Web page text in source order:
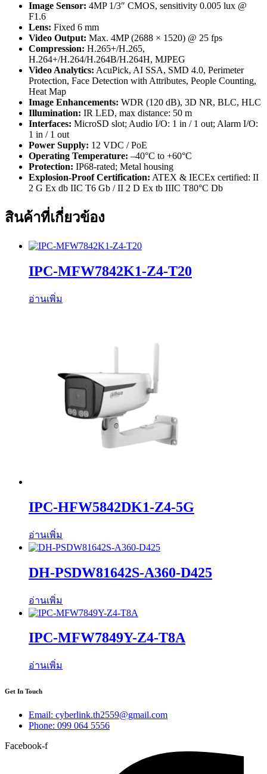
Image Sensor: 4MP 1/3″ CMOS, sensitivity 0.005 lux @
F1.6
Lens: Fixed 6 mm
Video Output: Max. 4MP (2688 × 1520) @ 25 fps
Compression: H.265+/H.265,
H.264+/H.264/H.264B/H.264H, MJPEG
Video Analytics: AcuPick, AI SSA, SMD 4.0, Perimeter
Protection, Face Detection with Attributes, People Counting,
Heat Map
Image Enhancements: WDR (120 dB), 3D NR, BLC, HLC
Illumination: IR LED, max distance: 50 m
Interfaces: MicroSD slot; Audio I/O: 1 in / 1 out; Alarm I/O:
1 in / 1 out
Power Supply: 12 VDC / PoE
Operating Temperature: –40°C to +60°C
Protection: IP68-rated; Metal housing
Explosion-Proof Certification: ATEX & IECEx certified: II
2 G Ex db IIC T6 Gb / II 2 D Ex tb IIIC T80°C Db
สินค้าที่เกี่ยวข้อง
IPC-MFW7842K1-Z4-T20
อ่านเพิ่ม
IPC-HFW5842DK1-Z4-5G
อ่านเพิ่ม
DH-PSDW81642S-A360-D425
อ่านเพิ่ม
IPC-MFW7849Y-Z4-T8A
อ่านเพิ่ม
Get In Touch
Email: cyberlink.th2559@gmail.com
Phone: 099 064 5556
Facebook-f